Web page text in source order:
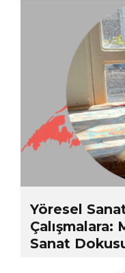
Yöresel
Çalışmalara:
Sanat